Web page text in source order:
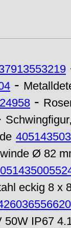
-
-
Ø 82
eckig 8 x
50W IP67